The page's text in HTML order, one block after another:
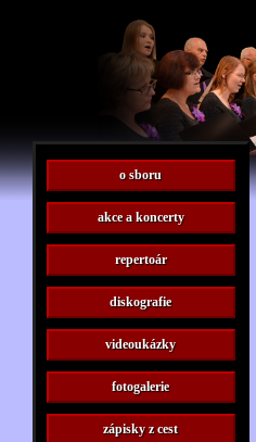
o sboru
akce a koncerty
repertoár
diskografie
videoukázky
fotogalerie
zápisky z cest